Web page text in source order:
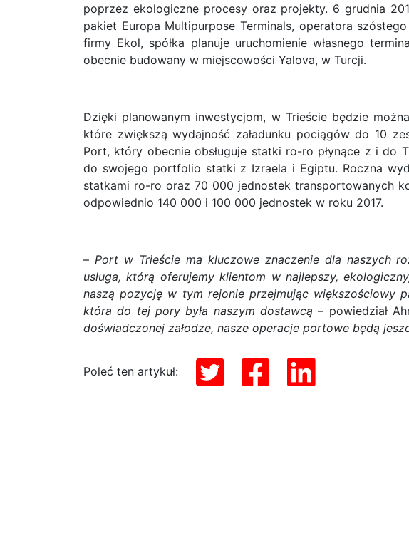
poprzez ekologiczne procesy oraz projekty. 6 grudnia
pakiet Europa Multipurpose Terminals, operatora
firmy Ekol, spółka planuje uruchomienie własnego
obecnie budowany w miejscowości Yalova, w Turcji.
Dzięki planowanym inwestycjom, w Trieście będzie
które zwiększą wydajność załadunku pociągów do 10
Port, który obecnie obsługuje statki ro-ro płynące z i do
do swojego portfolio statki z Izraela i Egiptu. Roczna
statkami ro-ro oraz 70 000 jednostek transportowanych
odpowiednio 140 000 i 100 000 jednostek w roku 2017.
– Port w Trieście ma kluczowe znaczenie dla naszych
usługa, którą oferujemy klientom w najlepszy,
naszą pozycję w tym rejonie przejmując większościowy
która do tej pory była naszym dostawcą – powiedział
doświadczonej załodze, nasze operacje portowe będą
Poleć ten artykuł: